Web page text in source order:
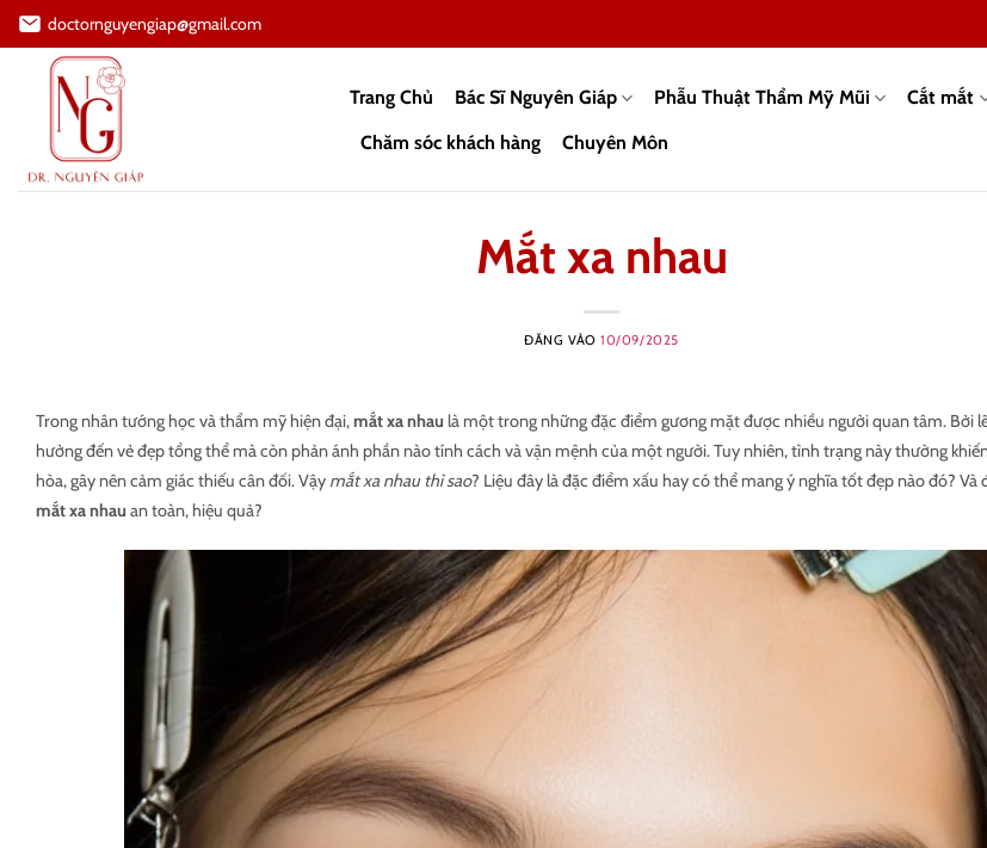
Bỏ
qua
doctornguyengiap@gmail.com
Trang Chủ Bác Sĩ Nguyên Giáp Phẫu Thuật Thẩm Mỹ Mũi Cắt mắt
Chăm sóc khách hàng
Chuyên Môn
Mắt xa nhau
ĐĂNG VÀO10/09/2025
Trong nhân tướng học và thẩm mỹ hiện đại,mắt xa nhau là một trong những đặc điểm gương mặt được nhiều người quan tâm. Bởi
hưởng đến vẻ đẹp tổng thể mà còn phản ánh phần nào tính cách và vận mệnh của một người. Tuy nhiên, tình trạng này thường
hòa, gây nên cảm giác thiếu cân đối. Vậy mắt xa nhau thì sao? Liệu đây là đặc điểm xấu hay có thể mang ý nghĩa tốt đẹp nào đó? Và
mắt xa nhau an toàn, hiệu quả?